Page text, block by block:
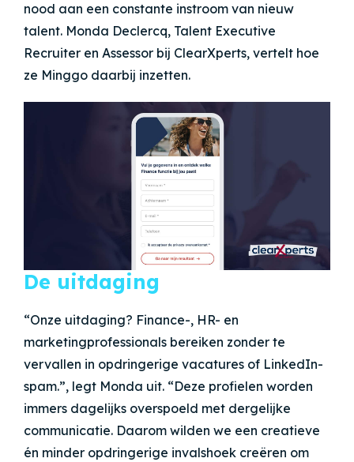
nood aan een constante instroom van nieuw
talent. Monda Declercq, Talent Executive
Recruiter en Assessor bij ClearXperts, vertelt hoe
ze Minggo daarbij inzetten.
De uitdaging
“Onze uitdaging? Finance-, HR- en
marketingprofessionals bereiken zonder te
vervallen in opdringerige vacatures of LinkedIn-
spam.”, legt Monda uit. “Deze profielen worden
immers dagelijks overspoeld met dergelijke
communicatie. Daarom wilden we een creatieve
én minder opdringerige invalshoek creëren om